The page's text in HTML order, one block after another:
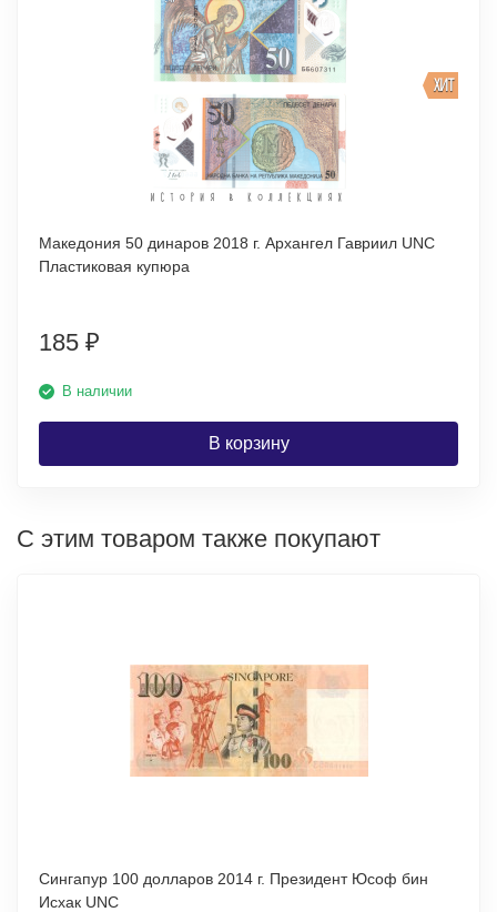
ХИТ
Македония 50 динаров 2018 г. Архангел Гавриил UNC
Пластиковая купюра
185 ₽
В наличии
В корзину
С этим товаром также покупают
Сингапур 100 долларов 2014 г. Президент Юсоф бин
Исхак UNC